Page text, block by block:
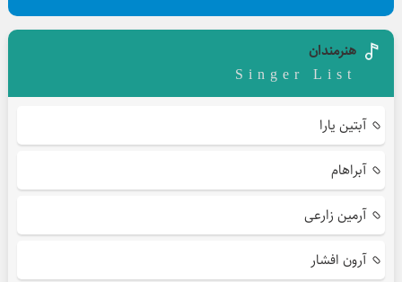
هنرمندان
Singer List
آبتین یارا
آبراهام
آرمین زارعی
آرون افشار